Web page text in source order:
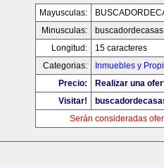
Mayusculas:
Minusculas:
Longitud:
15 caracteres
Categorias:
Inmuebles y
Precio:
Realizar una
Visitar!
Serán consideradas